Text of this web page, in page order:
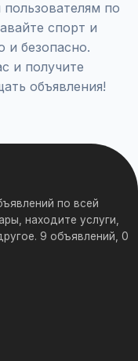
по
спорт и
и безопасно.
и получите
объявления!
по всей
находите услуги,
9 объявлений, 0